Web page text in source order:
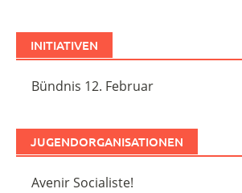
INITIATIVEN
Bündnis 12. Februar
JUGENDORGANISATIONEN
Avenir Socialiste!